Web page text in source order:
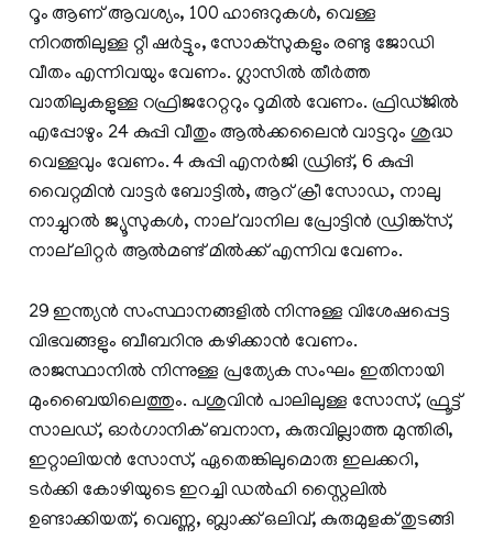
റൂം ആണ് ആവശ്യം, 100 ഹാങറുകൾ, വെള്ള
നിറത്തിലുള്ള റ്റീ ഷർട്ടും, സോക്സുകളും രണ്ടു ജോഡി
വീതം എന്നിവയും വേണം. ഗ്ലാസിൽ തീർത്ത
വാതിലുകളുള്ള റഫ്രി‍ജറേറ്ററും റൂമിൽ വേണം. ഫ്രിഡ്ജിൽ
എപ്പോഴും 24 കുപ്പി വീതും ആൽക്കലൈൻ വാട്ടറും ശുദ്ധ
വെള്ളവും വേണം. 4 കുപ്പി എനർജി ഡ്രിങ്, 6 കുപ്പി
വൈറ്റമിൻ വാട്ടർ ബോട്ടിൽ, ആറ് ക്രീ സോഡ, നാലു
നാച്ചുറൽ ജ്യൂസുകൾ, നാല് വാനില പ്രോട്ടിൻ ഡ്രിങ്ക്സ്,
നാല് ലിറ്റർ ആൽമണ്ട് മിൽക്ക് എന്നിവ വേണം.
29 ഇന്ത്യൻ സംസ്ഥാനങ്ങളിൽ നിന്നുള്ള വിശേഷപ്പെട്ട
വിഭവങ്ങളും ബീബറിനു കഴിക്കാൻ വേണം.
രാജസ്ഥാനിൽ നിന്നുള്ള പ്രത്യേക സംഘം ഇതിനായി
മുംബൈയിലെത്തും. പശുവിൻ പാലിലുള്ള സോസ്, ഫ്രൂട്ട്
സാലഡ്, ഓർഗാനിക് ബനാന, കുരുവില്ലാത്ത മുന്തിരി,
ഇറ്റാലിയൻ സോസ്, ഏതെങ്കിലുമൊരു ഇലക്കറി,
ടർക്കി കോഴിയുടെ ഇറച്ചി ഡൽഹി സ്റ്റൈലിൽ
ഉണ്ടാക്കിയത്, വെണ്ണ, ബ്ലാക്ക് ഒലിവ്, കുരുമുളക് തുടങ്ങി